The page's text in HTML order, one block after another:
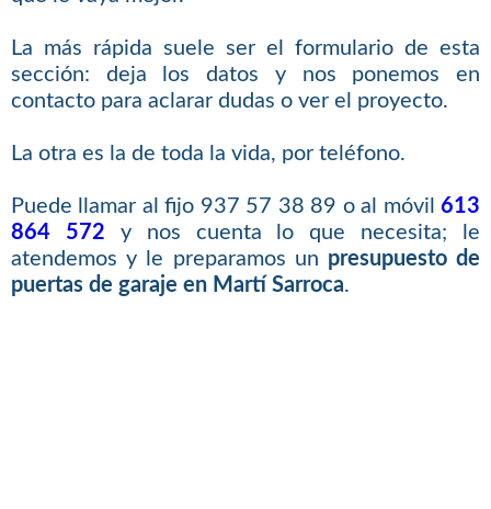
La más rápida suele ser el formulario de esta
sección: deja los datos y nos ponemos en
contacto para aclarar dudas o ver el proyecto.
La otra es la de toda la vida, por teléfono.
Puede llamar al fijo 937 57 38 89 o al móvil613
864 572 y nos cuenta lo que necesita; le
atendemos y le preparamos un presupuesto de
puertas de garaje en Martí Sarroca.